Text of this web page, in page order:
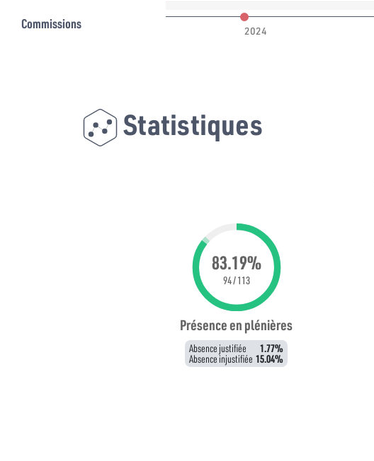
Commissions 2024
Statistiques
83.19%
94 / 113
Présence en plénières
Absence justifiée 1.77%
Absence injustifiée 15.04%